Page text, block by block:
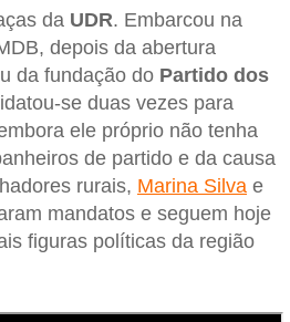
da UDR. Embarcou na
depois da abertura
da fundação do Partido dos
se duas vezes para
ele próprio não tenha
de partido e da causa
rurais, Marina Silva e
mandatos e seguem hoje
figuras políticas da região